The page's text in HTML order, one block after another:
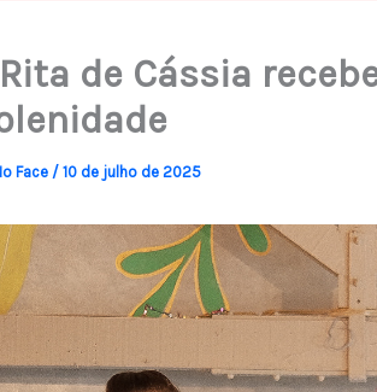
de Cássia
Face / 10 de julho de 2025